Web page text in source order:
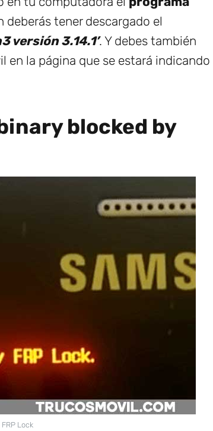
deberás tener descargado el
versión 3.14.1’. Y debes también
en la página que se estará indicando
blocked by
Lock